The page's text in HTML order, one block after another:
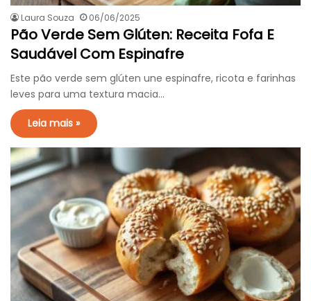
Laura Souza 06/06/2025
Pão Verde Sem Glúten: Receita Fofa E
Saudável Com Espinafre
Este pão verde sem glúten une espinafre, ricota e farinhas
leves para uma textura macia…
Leia mais »